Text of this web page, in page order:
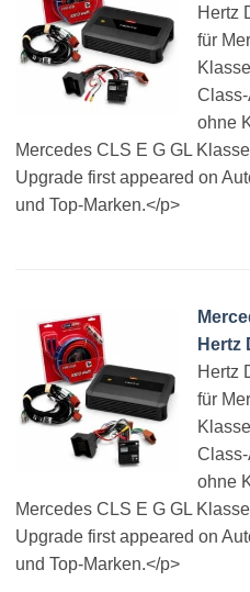
Hertz
für
ohne
Mercedes CLS E G GL
Upgrade first appeared on
und Top-Marken.</p>
Hertz
Hertz
für
ohne
Mercedes CLS E G GL
Upgrade first appeared on
und Top-Marken.</p>